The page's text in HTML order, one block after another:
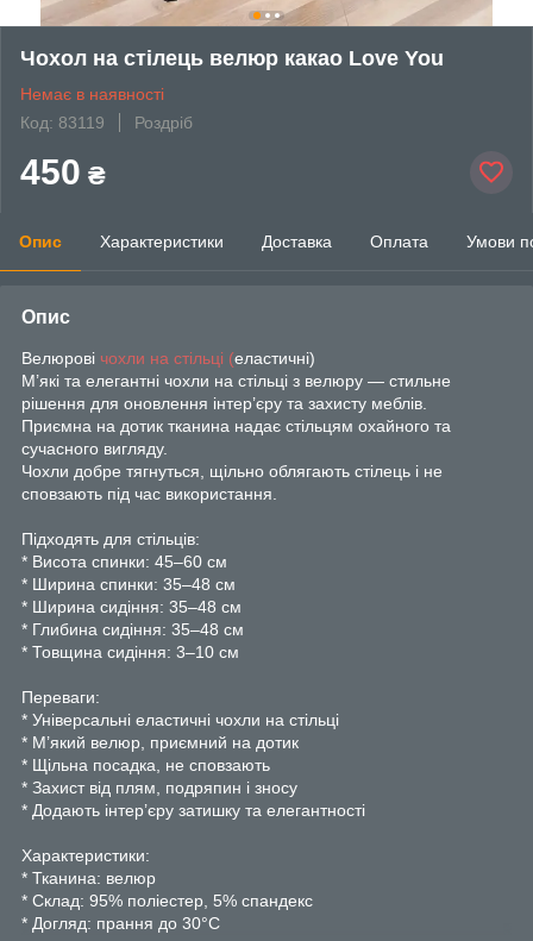
Чохол на стілець велюр какао Love You
Немає в наявності
Код: 83119
Роздріб
450 ₴
Опис Характеристики Доставка Оплата Умови
Опис
Велюрові чохли на стільці (еластичні)
М’які та елегантні чохли на стільці з велюру — стильне
рішення для оновлення інтер’єру та захисту меблів.
Приємна на дотик тканина надає стільцям охайного та
сучасного вигляду.
Чохли добре тягнуться, щільно облягають стілець і не
сповзають під час використання.
Підходять для стільців:
* Висота спинки: 45–60 см
* Ширина спинки: 35–48 см
* Ширина сидіння: 35–48 см
* Глибина сидіння: 35–48 см
* Товщина сидіння: 3–10 см
Переваги:
* Універсальні еластичні чохли на стільці
* М’який велюр, приємний на дотик
* Щільна посадка, не сповзають
* Захист від плям, подряпин і зносу
* Додають інтер’єру затишку та елегантності
Характеристики:
* Тканина: велюр
* Склад: 95% поліестер, 5% спандекс
* Догляд: прання до 30°C